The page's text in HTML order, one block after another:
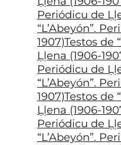
Periódicu de
“L’Abeyón”.
1907)Testos de
Ḷḷena (1906-
Periódicu de
“L’Abeyón”.
1907)Testos de
Ḷḷena (1906-
Periódicu de
“L’Abeyón”.